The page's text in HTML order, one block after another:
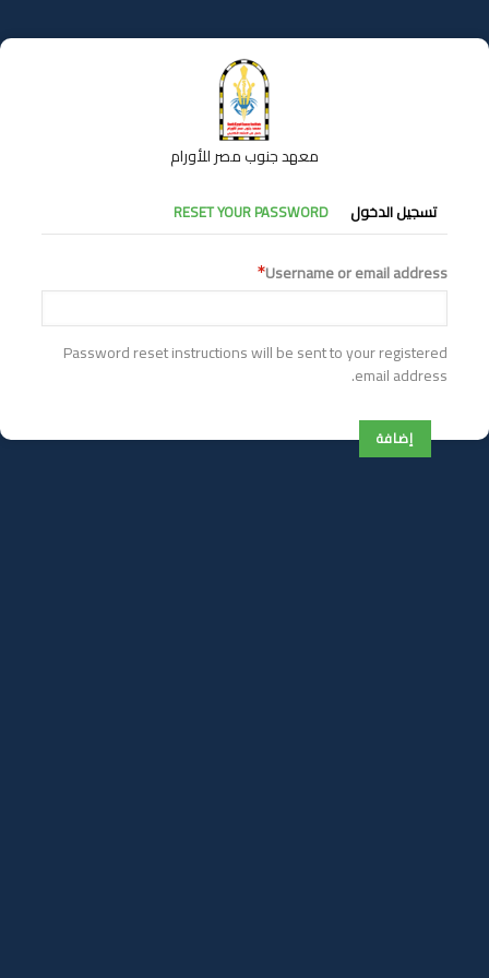
إلى
المحتوى
معهد جنوب مصر للأورام
التبويبات
الأساسية
تسجيل الدخول RESET YOUR PASSWORD
Username or email address
Password reset instructions will be sent to your registered
email address.